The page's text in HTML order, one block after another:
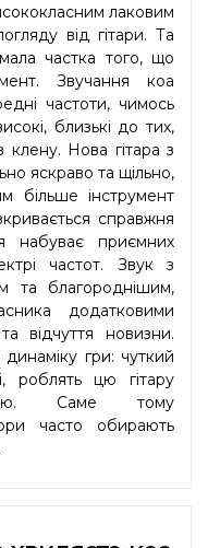
лаковим
від гітари. Та
частка того, що
Звучання кoa
частоти, чимось
близькі до тих,
клену. Нова гітара з
яскраво та щільно,
інструмент
справжня
набуває приємних
частот. Звук з
та благороднішим,
додатковими
відчуття новизни.
гри: чуткий
роблять цю гітару
Саме тому
часто обирають